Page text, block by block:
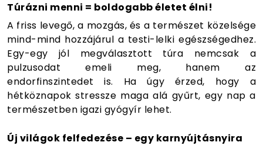
Túrázni menni = boldogabb életet élni!
A friss levegő, a mozgás, és a természet közelsége
mind-mind hozzájárul a testi-lelki egészségedhez.
Egy-egy jól megválasztott túra nemcsak a
pulzusodat emeli meg, hanem az
endorfinszintedet is. Ha úgy érzed, hogy a
hétköznapok stressze maga alá gyűrt, egy nap a
természetben igazi gyógyír lehet.
Új világok felfedezése – egy karnyújtásnyira